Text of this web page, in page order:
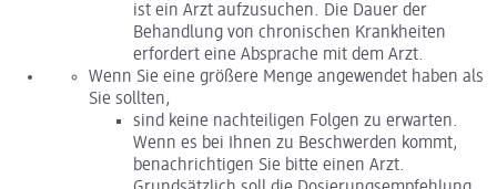
ist ein Arzt aufzusuchen. Die Dauer der
Behandlung von chronischen Krankheiten
erfordert eine Absprache mit dem Arzt.
Wenn Sie eine größere Menge angewendet haben als
Sie sollten,
sind keine nachteiligen Folgen zu erwarten.
Wenn es bei Ihnen zu Beschwerden kommt,
benachrichtigen Sie bitte einen Arzt.